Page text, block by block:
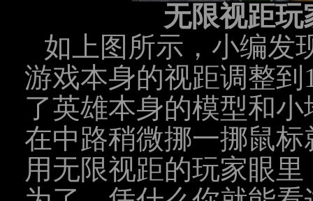
无限视距
如上图所示，小编发
游戏本身的视距调整到
了英雄本身的模型和
在中路稍微挪一挪鼠
用无限视距的玩家眼